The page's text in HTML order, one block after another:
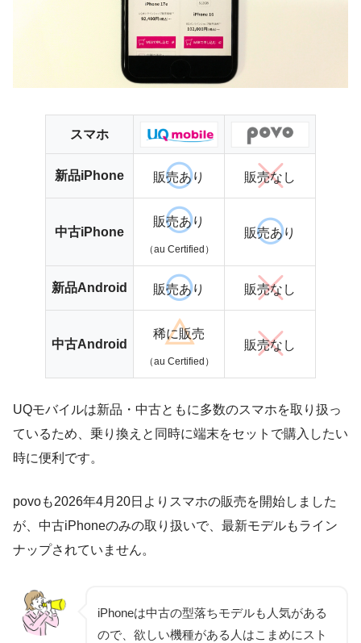
スマホ
新品iPhone 販売あり 販売なし
中古iPhone
販売あり
（au Certified）
販売あり
新品Android 販売あり 販売なし
中古Android
稀に販売
（au Certified）
販売なし
UQモバイルは新品・中古ともに多数のスマホを取り扱っ
ているため、乗り換えと同時に端末をセットで購入したい
時に便利です。
povoも2026年4月20日よりスマホの販売を開始しました
が、中古iPhoneのみの取り扱いで、最新モデルもライン
ナップされていません。
iPhoneは中古の型落ちモデルも人気がある
ので、欲しい機種がある人はこまめにスト